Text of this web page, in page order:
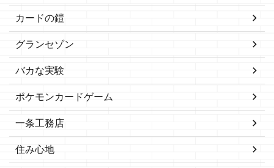
カードの鎧
グランセゾン
バカな実験
ポケモンカードゲーム
一条工務店
住み心地